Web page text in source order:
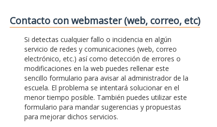
Contacto con webmaster (web, correo, etc)
Si detectas cualquier fallo o incidencia en algún
servicio de redes y comunicaciones (web, correo
electrónico, etc.) así como detección de errores o
modificaciones en la web puedes rellenar este
sencillo formulario para avisar al administrador de la
escuela. El problema se intentará solucionar en el
menor tiempo posible. También puedes utilizar este
formulario para mandar sugerencias y propuestas
para mejorar dichos servicios.